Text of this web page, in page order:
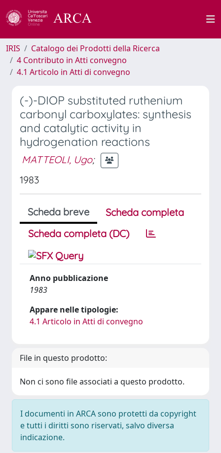
IRIS
Catalogo dei Prodotti della Ricerca
4 Contributo in Atti convegno
4.1 Articolo in Atti di convegno
(-)-DIOP substituted ruthenium
carbonyl carboxylates: synthesis
and catalytic activity in
hydrogenation reactions
MATTEOLI, Ugo;
1983
Scheda breve
Scheda completa
Scheda completa (DC)
Anno pubblicazione
1983
Appare nelle tipologie:
4.1 Articolo in Atti di convegno
File in questo prodotto:
Non ci sono file associati a questo prodotto.
I documenti in ARCA sono protetti da copyright
e tutti i diritti sono riservati, salvo diversa
indicazione.